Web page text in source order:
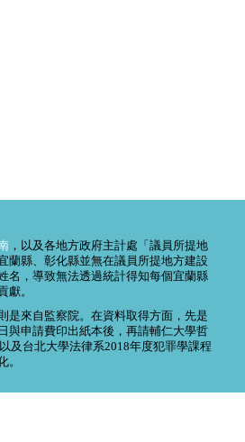
，以及各地方政府主計處「議員所提地
蘭縣、彰化縣並無在議員所提地方建設
名，導致無法透過統計得知每個宜蘭縣
獻。
是來自監察院。在資料取得方面，先是
與申請費印出紙本後，再請輔仁大學哲
及台北大學法律系2018年度犯罪學課程
。